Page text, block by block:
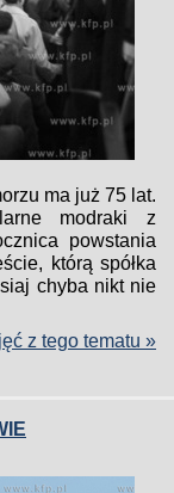
ma już 75 lat.
modraki z
powstania
którą spółka
chyba nikt nie
z tego tematu »